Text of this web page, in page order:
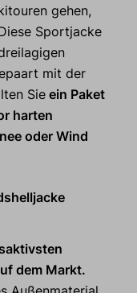
gehen,
Sportjacke
mit der
Sieein Paket
harten
oder Wind
dem Markt.